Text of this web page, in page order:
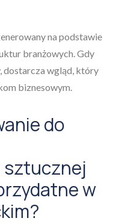
na podstawie
branżowych. Gdy
dostarcza wgląd, który
biznesowym.
do
w